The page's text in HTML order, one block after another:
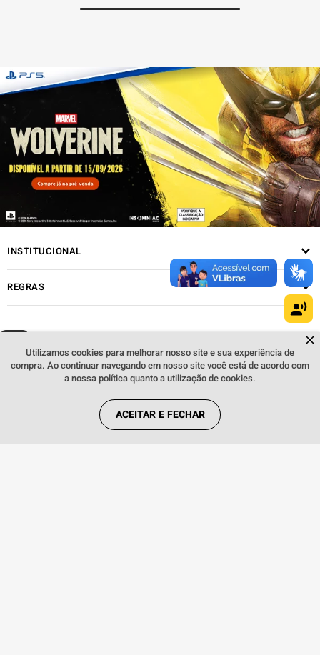
Fale comigo
clicando aqui
Utilizamos cookies para melhorar nosso site e sua experiência de
compra. Ao continuar navegando em nosso site você está de acordo com
a nossa política quanto a utilização de cookies.
ACEITAR E FECHAR
INSTITUCIONAL
REGRAS
FORMAS DE PAGAMENTO